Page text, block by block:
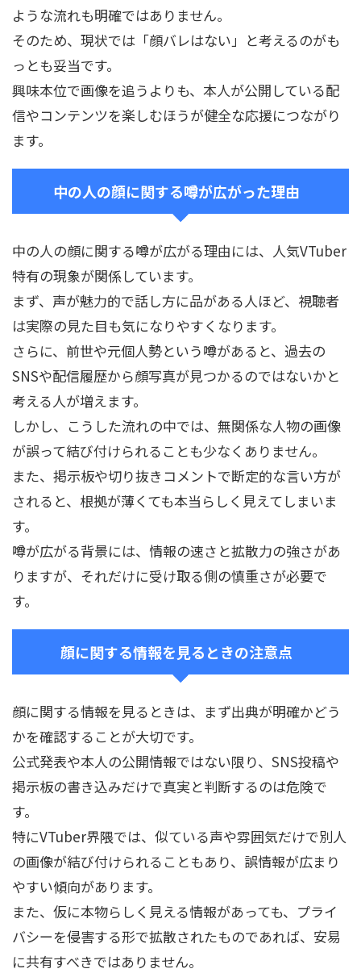
ような流れも明確ではありません。
そのため、現状では「顔バレはない」と考えるのがも
っとも妥当です。
興味本位で画像を追うよりも、本人が公開している配
信やコンテンツを楽しむほうが健全な応援につながり
ます。
中の人の顔に関する噂が広がった理由
中の人の顔に関する噂が広がる理由には、人気VTuber
特有の現象が関係しています。
まず、声が魅力的で話し方に品がある人ほど、視聴者
は実際の見た目も気になりやすくなります。
さらに、前世や元個人勢という噂があると、過去の
SNSや配信履歴から顔写真が見つかるのではないかと
考える人が増えます。
しかし、こうした流れの中では、無関係な人物の画像
が誤って結び付けられることも少なくありません。
また、掲示板や切り抜きコメントで断定的な言い方が
されると、根拠が薄くても本当らしく見えてしまいま
す。
噂が広がる背景には、情報の速さと拡散力の強さがあ
りますが、それだけに受け取る側の慎重さが必要で
す。
顔に関する情報を見るときの注意点
顔に関する情報を見るときは、まず出典が明確かどう
かを確認することが大切です。
公式発表や本人の公開情報ではない限り、SNS投稿や
掲示板の書き込みだけで真実と判断するのは危険で
す。
特にVTuber界隈では、似ている声や雰囲気だけで別人
の画像が結び付けられることもあり、誤情報が広まり
やすい傾向があります。
また、仮に本物らしく見える情報があっても、プライ
バシーを侵害する形で拡散されたものであれば、安易
に共有すべきではありません。